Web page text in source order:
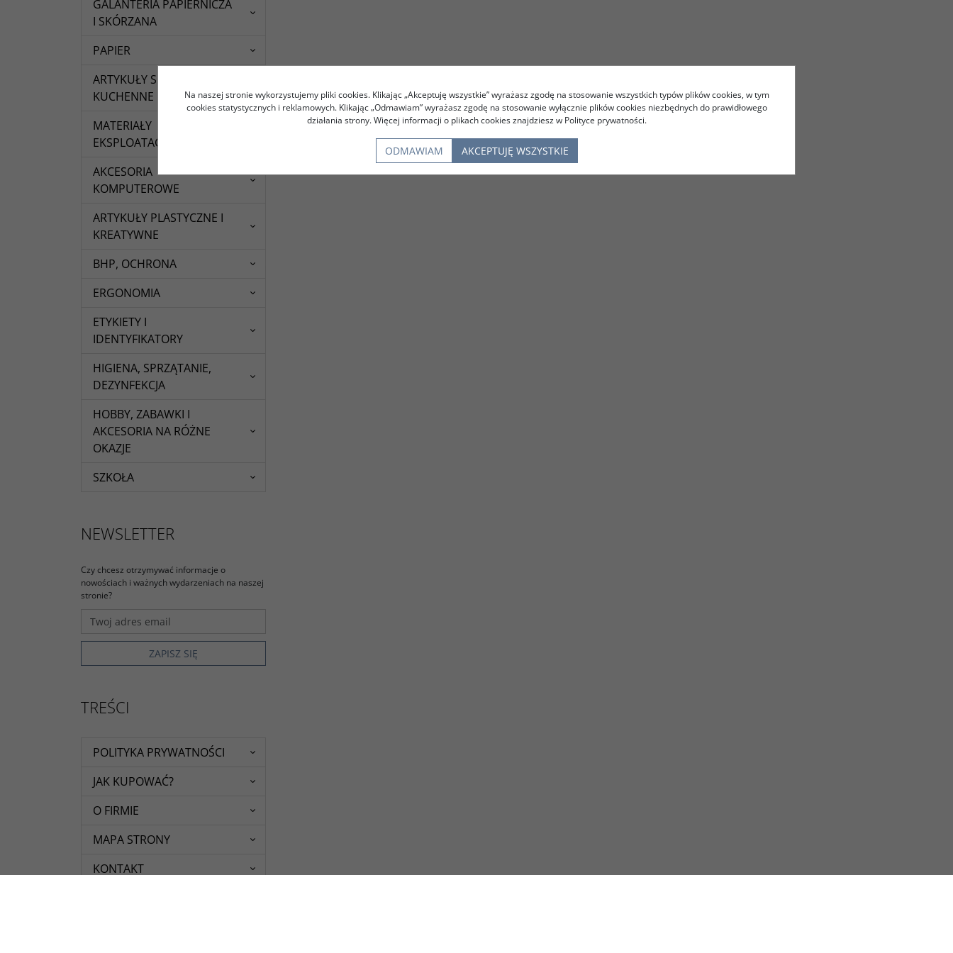
GALANTERIA PAPIERNICZA
I SKÓRZANA
PAPIER
ARTYKUŁY SPOŻYWCZE I
KUCHENNE
MATERIAŁY
EKSPLOATACYJNE
AKCESORIA
KOMPUTEROWE
ARTYKUŁY PLASTYCZNE I
KREATYWNE
BHP, OCHRONA
ERGONOMIA
ETYKIETY I
IDENTYFIKATORY
HIGIENA, SPRZĄTANIE,
DEZYNFEKCJA
HOBBY, ZABAWKI I
AKCESORIA NA RÓŻNE
OKAZJE
SZKOŁA
NEWSLETTER
Czy chcesz otrzymywać informacje o
nowościach i ważnych wydarzeniach na naszej
stronie?
TREŚCI
POLITYKA PRYWATNOŚCI
JAK KUPOWAĆ?
O FIRMIE
MAPA STRONY
KONTAKT
Na naszej stronie wykorzystujemy pliki cookies. Klikając „Akceptuję wszystkie” wyrażasz zgodę na stosowanie wszystkich typów plików cookies, w tym
cookies statystycznych i reklamowych. Klikając „Odmawiam” wyrażasz zgodę na stosowanie wyłącznie plików cookies niezbędnych do prawidłowego
działania strony. Więcej informacji o plikach cookies znajdziesz w Polityce prywatności.
ODMAWIAM AKCEPTUJĘ WSZYSTKIE